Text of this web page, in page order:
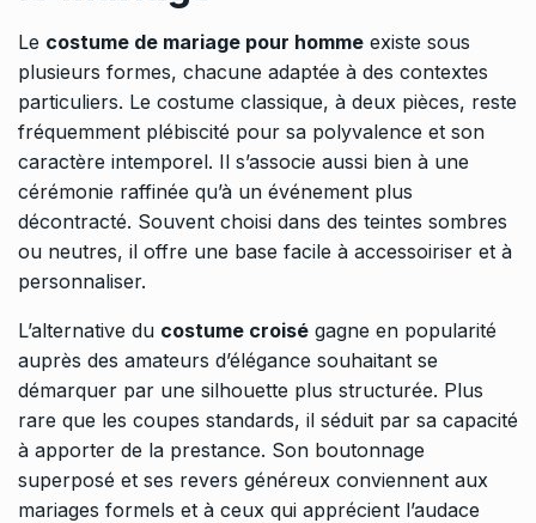
Le costume de mariage pour homme existe sous
plusieurs formes, chacune adaptée à des contextes
particuliers. Le costume classique, à deux pièces, reste
fréquemment plébiscité pour sa polyvalence et son
caractère intemporel. Il s’associe aussi bien à une
cérémonie raffinée qu’à un événement plus
décontracté. Souvent choisi dans des teintes sombres
ou neutres, il offre une base facile à accessoiriser et à
personnaliser.
L’alternative du costume croisé gagne en popularité
auprès des amateurs d’élégance souhaitant se
démarquer par une silhouette plus structurée. Plus
rare que les coupes standards, il séduit par sa capacité
à apporter de la prestance. Son boutonnage
superposé et ses revers généreux conviennent aux
mariages formels et à ceux qui apprécient l’audace